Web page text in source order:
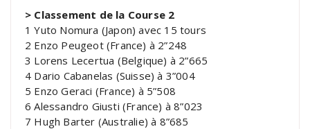
> Classement de la Course 2
1 Yuto Nomura (Japon) avec 15 tours
2 Enzo Peugeot (France) à 2”248
3 Lorens Lecertua (Belgique) à 2”665
4 Dario Cabanelas (Suisse) à 3”004
5 Enzo Geraci (France) à 5”508
6 Alessandro Giusti (France) à 8”023
7 Hugh Barter (Australie) à 8”685